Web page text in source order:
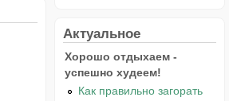
Актуальное
Хорошо отдыхаем -
успешно худеем!
Как правильно загорать